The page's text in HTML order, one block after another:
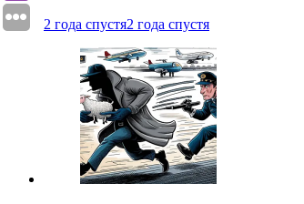
2 года спустя2 года спустя